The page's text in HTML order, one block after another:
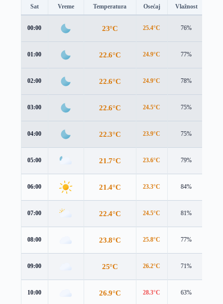
Sat Vreme Temperatura Osećaj Vlažnost
00:00 23°C 25.4°C 76%
01:00 22.6°C 24.9°C 77%
02:00 22.6°C 24.9°C 78%
03:00 22.6°C 24.5°C 75%
04:00 22.3°C 23.9°C 75%
05:00 21.7°C 23.6°C 79%
06:00 21.4°C 23.3°C 84%
07:00 22.4°C 24.5°C 81%
08:00 23.8°C 25.8°C 77%
09:00 25°C 26.2°C 71%
10:00 26.9°C 28.3°C 63%